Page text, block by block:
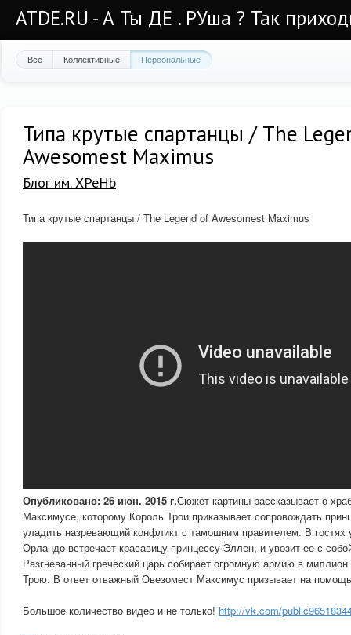
ATDE.RU - А Ты ДЕ . РУша ? Так
Все Коллективные Персональные
Типа крутые спартанцы / The
Awesomest Maximus
Блог им. XPeHb
Типа крутые спартанцы / The Legend of Awesomest Maximus
Опубликовано: 26 июн. 2015 г.Сюжет картины рассказывает о
Максимусе, которому Король Трои приказывает сопровождать
уладить назревающий конфликт с тамошним правителем. В гостях
Орландо встречает красавицу принцессу Эллен, и увозит ее с
Разгневанный греческий царь собирает огромную армию в
Трою. В ответ отважный Овезомест Максимус призывает на
Большое количество видео и не только! http://vk.com/